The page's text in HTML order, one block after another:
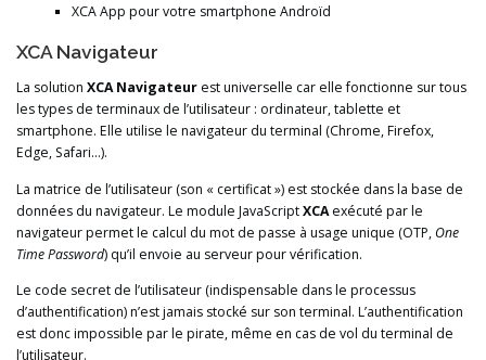
XCA App pour votre smartphone Androïd
XCA Navigateur
La solution XCA Navigateur est universelle car elle fonctionne sur tous
les types de terminaux de l’utilisateur : ordinateur, tablette et
smartphone. Elle utilise le navigateur du terminal (Chrome, Firefox,
Edge, Safari…).
La matrice de l’utilisateur (son « certificat ») est stockée dans la base de
données du navigateur. Le module JavaScriptXCAexécuté par le
navigateur permet le calcul du mot de passe à usage unique (OTP, One
Time Password) qu’il envoie au serveur pour vérification.
Le code secret de l’utilisateur (indispensable dans le processus
d’authentification) n’est jamais stocké sur son terminal. L’authentification
est donc impossible par le pirate, même en cas de vol du terminal de
l’utilisateur.